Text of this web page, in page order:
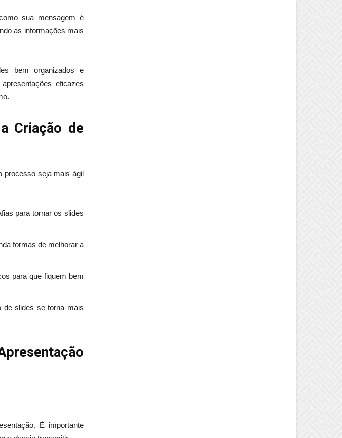
sua mensagem é
as informações mais
bem organizados e
eficazes
Criação de
processo seja mais ágil
para tornar os slides
formas de melhorar a
para que fiquem bem
de slides se torna mais
É importante